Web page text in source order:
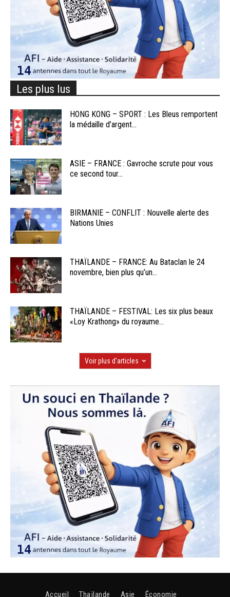
Les plus lus
HONG KONG – SPORT : Les Bleus remportent
la médaille d’argent...
ASIE – FRANCE : Gavroche scrute pour vous
ce second tour...
BIRMANIE – CONFLIT : Nouvelle alerte des
Nations Unies
THAÏLANDE – FRANCE: Au Bataclan le 24
novembre, bien plus qu’un...
THAÏLANDE – FESTIVAL: Les six plus beaux
«Loy Krathong» du royaume...
Voir plus d'articles
Accueil Thaïlande Asie Économie